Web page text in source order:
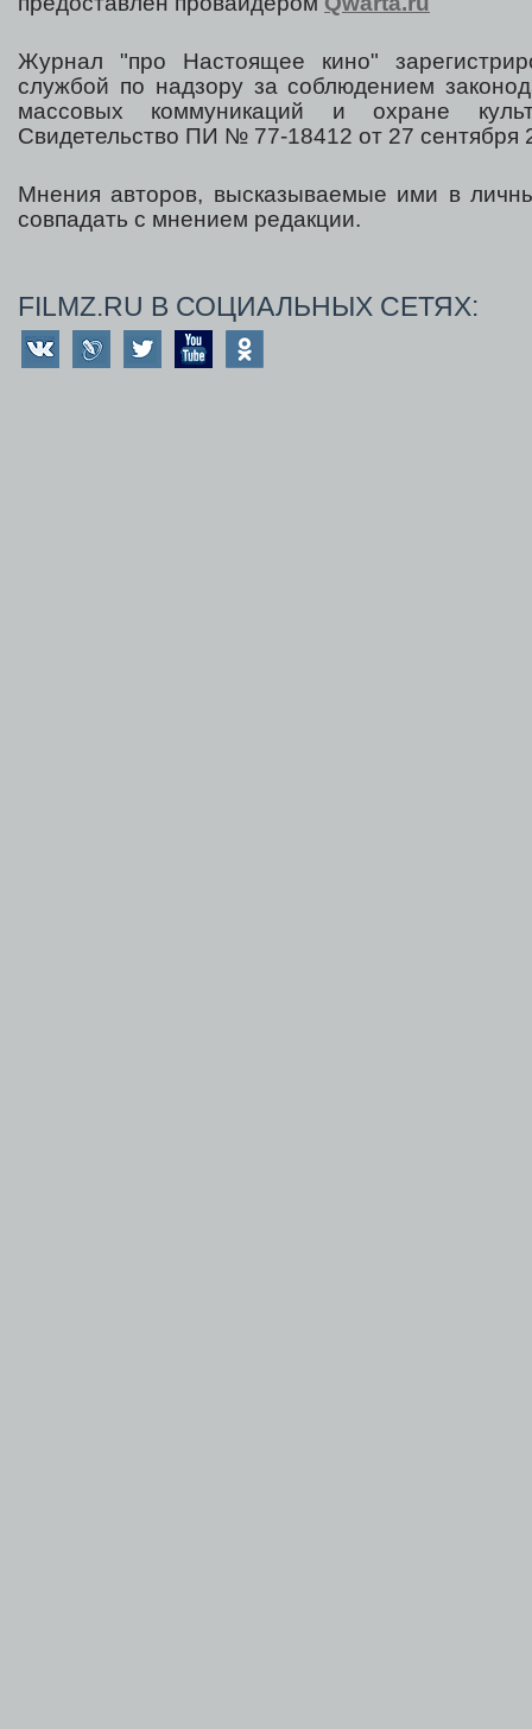
Журнал "про Настоящее кино"
службой по надзору за соблюдением
массовых коммуникаций и охране
Свидетельство ПИ № 77-18412 от 27 сентября
Мнения авторов, высказываемые ими в
совпадать с мнением редакции.
FILMZ.RU В СОЦИАЛЬНЫХ СЕТЯХ: